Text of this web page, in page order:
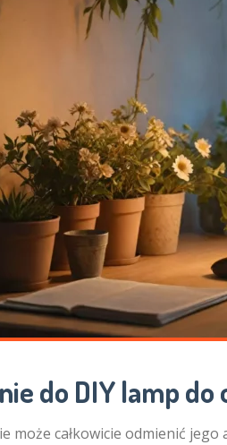
do DIY lamp do
może całkowicie odmienić